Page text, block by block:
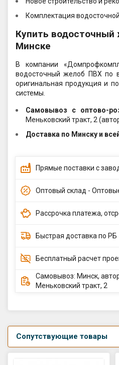
Комплектация
Купить
Минске
В компании
водосточный желоб ПВХ по
оригинальная продукция и
системы.
Самовывоз c оптово-
Меньковский тракт, 2
Доставка по Минску и
Прямые поставки с
Оптовый склад -
Рассрочка платежа,
Быстрая доставка по РБ
Бесплатный расчет
Самовывоз: Минск,
Меньковский тракт, 2
Сопутствующие товары